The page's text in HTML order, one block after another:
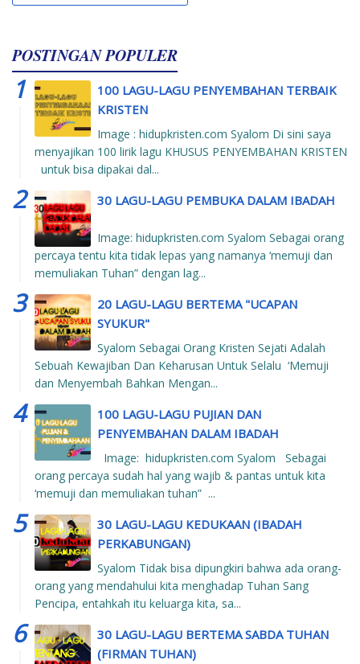
POSTINGAN POPULER
100 LAGU-LAGU PENYEMBAHAN TERBAIK
KRISTEN
Image : hidupkristen.com Syalom Di sini saya
menyajikan 100 lirik lagu KHUSUS PENYEMBAHAN KRISTEN
untuk bisa dipakai dal...
30 LAGU-LAGU PEMBUKA DALAM IBADAH
Image: hidupkristen.com Syalom Sebagai orang
percaya tentu kita tidak lepas yang namanya ‘memuji dan
memuliakan Tuhan” dengan lag...
20 LAGU-LAGU BERTEMA "UCAPAN
SYUKUR"
Syalom Sebagai Orang Kristen Sejati Adalah
Sebuah Kewajiban Dan Keharusan Untuk Selalu ‘Memuji
dan Menyembah Bahkan Mengan...
100 LAGU-LAGU PUJIAN DAN
PENYEMBAHAN DALAM IBADAH
Image: hidupkristen.com Syalom Sebagai
orang percaya sudah hal yang wajib & pantas untuk kita
‘memuji dan memuliakan tuhan” ...
30 LAGU-LAGU KEDUKAAN (IBADAH
PERKABUNGAN)
Syalom Tidak bisa dipungkiri bahwa ada orang-
orang yang mendahului kita menghadap Tuhan Sang
Pencipa, entahkah itu keluarga kita, sa...
30 LAGU-LAGU BERTEMA SABDA TUHAN
(FIRMAN TUHAN)